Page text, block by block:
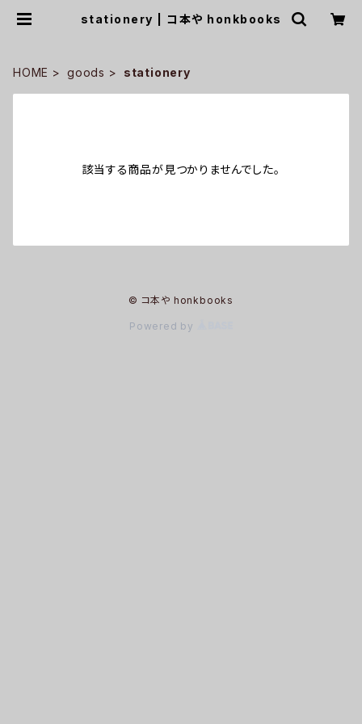
stationery | コ本や honkbooks
HOME goods stationery
該当する商品が見つかりませんでした。
© コ本や honkbooks
Powered by